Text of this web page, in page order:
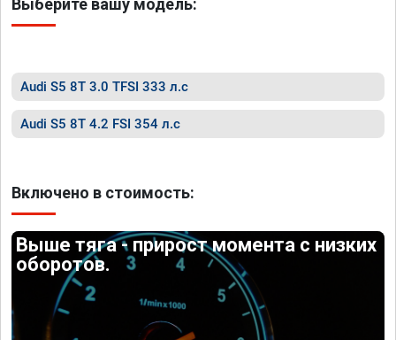
Выберите вашу модель:
Audi S5 8T 3.0 TFSI 333 л.с
Audi S5 8T 4.2 FSI 354 л.с
Включено в стоимость:
Выше тяга - прирост момента с низких
оборотов.